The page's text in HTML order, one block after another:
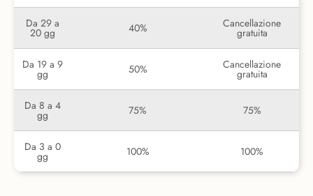
Da 29 a
20 gg 40% Cancellazione
gratuita
Da 19 a 9
gg 50% Cancellazione
gratuita
Da 8 a 4
gg 75% 75%
Da 3 a 0
gg 100% 100%